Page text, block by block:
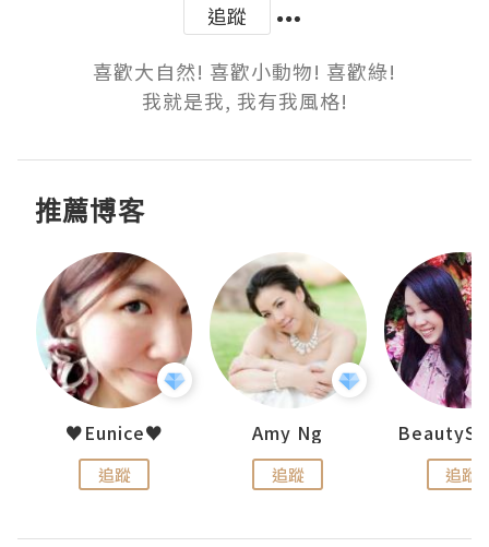
追蹤
喜歡大自然! 喜歡小動物! 喜歡綠!
我就是我, 我有我風格!
推薦博客
♥Eunice♥
追蹤
Amy Ng
追蹤 追蹤